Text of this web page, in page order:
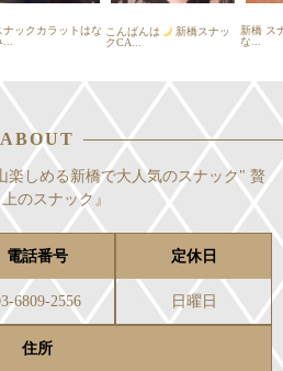
ナックカラットはな こんばんは
新橋スナッ
クCA...
新橋 ス
な...
ABOUT
楽しめる新橋で大人気のスナック" 贅
のスナック』
電話番号
6809-2556
定休日
日曜日
住所